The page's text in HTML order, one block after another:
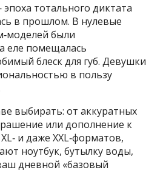
тотального диктата
в прошлом. В нулевые
были
еле помещалась
блеск для губ. Девушки
в пользу
выбирать: от аккуратных
или дополнение к
и даже XXL‑форматов,
ноутбук, бутылку воды,
дневной «базовый